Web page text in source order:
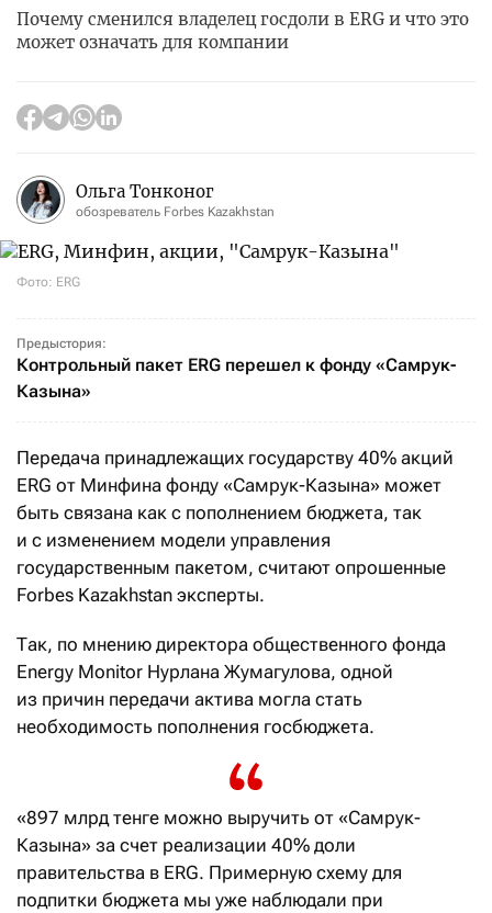
Почему сменился владелец госдоли в ERG и что это
может означать для компании
Ольга Тонконог
обозреватель Forbes Kazakhstan
Фото: ERG
Предыстория:
Контрольный пакет ERG перешел к фонду «Самрук-
Казына»
Передача принадлежащих государству 40% акций
ERG от Минфина фонду «Самрук-Казына» может
быть связана как с пополнением бюджета, так
и с изменением модели управления
государственным пакетом, считают опрошенные
Forbes Kazakhstan эксперты.
Так, по мнению директора общественного фонда
Energy Monitor Нурлана Жумагулова, одной
из причин передачи актива могла стать
необходимость пополнения госбюджета.
«897 млрд тенге можно выручить от «Самрук-
Казына» за счет реализации 40% доли
правительства в ERG. Примерную схему для
подпитки бюджета мы уже наблюдали при